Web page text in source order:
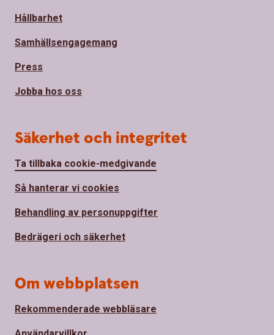
Hållbarhet
Samhällsengagemang
Press
Jobba hos oss
Säkerhet och integritet
Ta tillbaka cookie-medgivande
Så hanterar vi cookies
Behandling av personuppgifter
Bedrägeri och säkerhet
Om webbplatsen
Rekommenderade webbläsare